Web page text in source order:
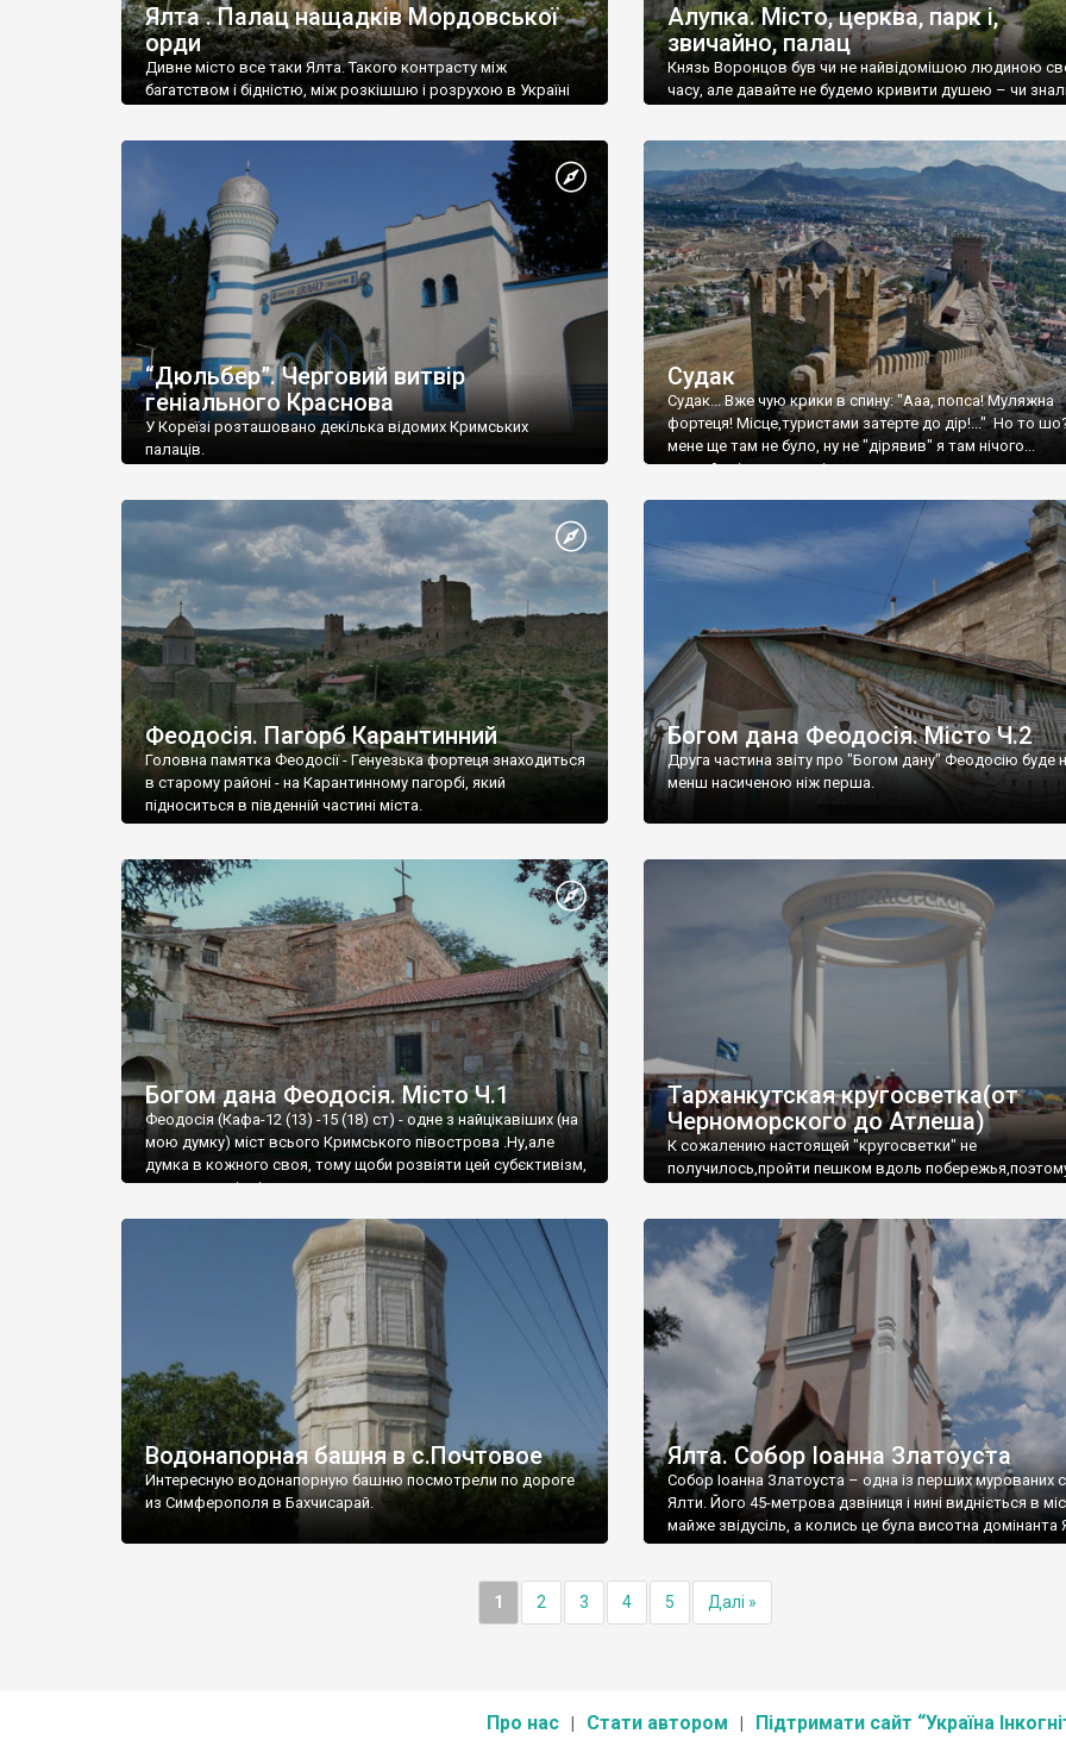
Ялта . Палац нащадків Мордовської
орди
Дивне місто все таки Ялта. Такого контрасту між
багатством і бідністю, між розкішшю і розрухою в Україні
Алупка. Місто, церква, парк і,
звичайно, палац
Князь Воронцов був чи не найвідомішою людиною
часу, але давайте не будемо кривити душею – чи
“Дюльбер”. Черговий витвір
геніального Краснова
У Кореїзі розташовано декілька відомих Кримських
палаців.
Судак
Судак... Вже чую крики в спину: "Ааа, попса! Муляжна
фортеця! Місце,туристами затерте до дір!..." Но то
мене ще там не було, ну не "дірявив" я там нічого...
принаймні до цього літа.
Феодосія. Пагорб Карантинний
Головна памятка Феодосії - Генуезька фортеця знаходиться
в старому районі - на Карантинному пагорбі, який
підноситься в південній частині міста.
Богом дана Феодосія. Місто Ч.2
Друга частина звіту про "Богом дану" Феодосію буде
менш насиченою ніж перша.
Богом дана Феодосія. Місто Ч.1
Феодосія (Кафа-12 (13) -15 (18) ст) - одне з найцікавіших (на
мою думку) міст всього Кримського півострова .Ну,але
думка в кожного своя, тому щоби розвіяти цей субєктивізм,
запрошую відвідати це
Тарханкутская кругосветка(от
Черноморского до Атлеша)
К сожалению настоящей "кругосветки" не
получилось,пройти пешком вдоль
Водонапорная башня в с.Почтовое
Интересную водонапорную башню посмотрели по дороге
из Симферополя в Бахчисарай.
Ялта. Собор Іоанна Златоуста
Собор Іоанна Златоуста – одна із перших мурованих
Ялти. Його 45-метрова дзвіниця і нині видніється в
майже звідусіль, а колись це була висотна домінанта
1 2 3 4 5 Далі »
Про нас Стати автором Підтримати сайт “Україна